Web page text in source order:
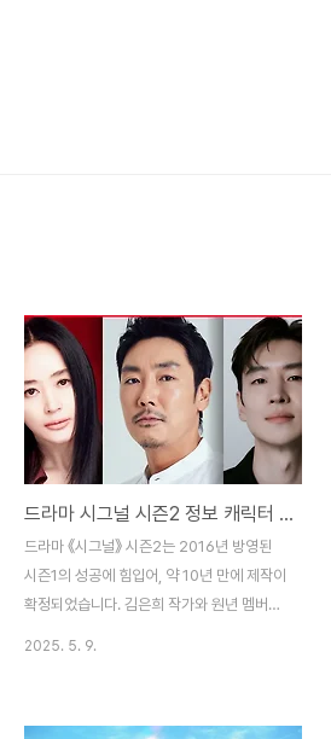
드라마 시그널 시즌2 정보 캐릭터 기대포인트
드라마 《시그널》 시즌2는 2016년 방영된
시즌1의 성공에 힘입어, 약 10년 만에 제작이
확정되었습니다. 김은희 작가와 원년 멤버인
2025. 5. 9.